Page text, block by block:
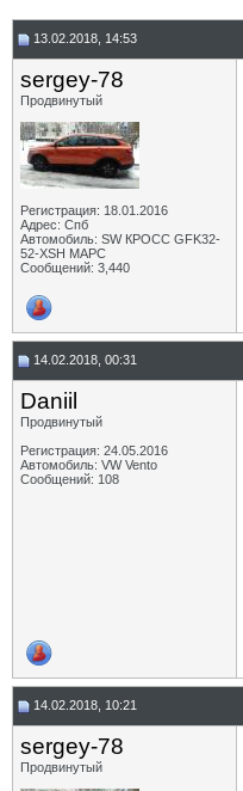
13.02.2018, 14:53
sergey-78
Продвинутый
Регистрация: 18.01.2016
Адрес: Спб
Автомобиль: SW КРОСС GFK32-
52-XSH МАРС
Сообщений: 3,440
14.02.2018, 00:31
Daniil
Продвинутый
Регистрация: 24.05.2016
Автомобиль: VW Vento
Сообщений: 108
14.02.2018, 10:21
sergey-78
Продвинутый